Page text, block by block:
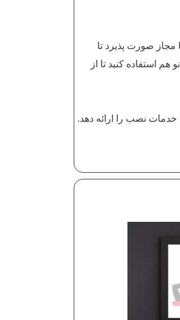
مجاز صورت پذیرد تا
استفاده کنید تا از
نصب را ارائه دهد.